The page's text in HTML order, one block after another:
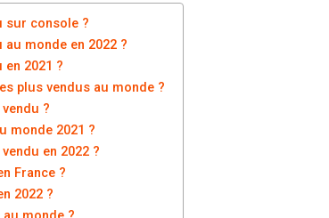
sur console ?
monde en 2022 ?
2021 ?
plus vendus au monde ?
?
monde 2021 ?
en 2022 ?
France ?
2022 ?